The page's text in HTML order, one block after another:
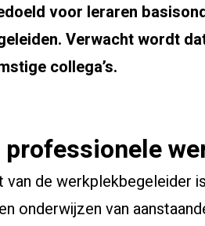
voor leraren
Verwacht wordt
collega’s.
professionele
van de werkplekbegeleider
onderwijzen van